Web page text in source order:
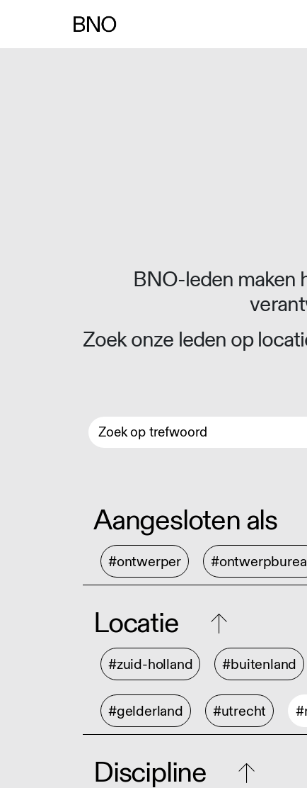
BNO-leden maken
Zoek onze leden op
Aangesloten als
#ontwerper
Locatie
#zuid-holland #buitenland
#gelderland #utrecht
Discipline